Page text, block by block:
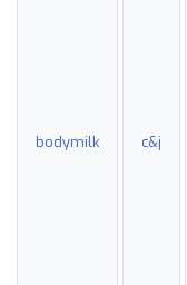
bodymilk c&j